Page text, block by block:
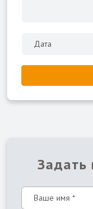
Задать